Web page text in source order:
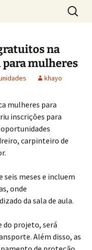
LTDA
por:
na
mulheres
khayo
mulheres para
inscrições para
oportunidades
carpinteiro de
meses e incluem
onde
da sala de aula.
do projeto, será
Além disso, as